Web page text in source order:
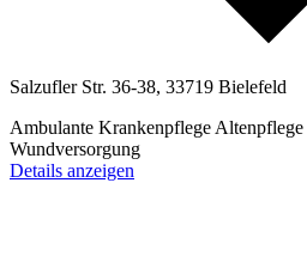
Salzufler Str. 36-38, 33719 Bielefeld
Ambulante Krankenpflege Altenpflege
Wundversorgung
Details anzeigen